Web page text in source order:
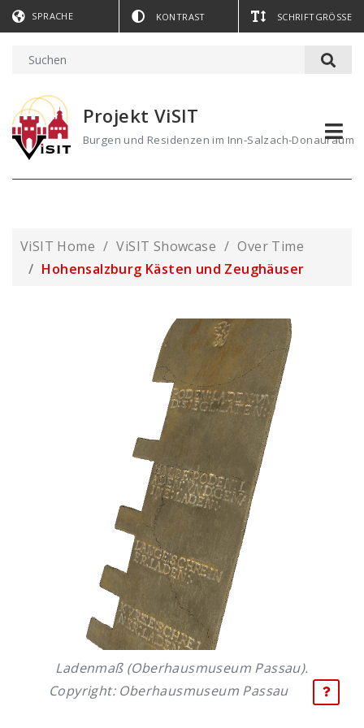
SPRACHE KONTRAST SCHRIFTGRÖSSE
Projekt ViSIT
Burgen und Residenzen im Inn-Salzach-Donauraum
ViSIT Home ViSIT Showcase
Over Time
Hohensalzburg Kästen und Zeughäuser
Ladenmaß (Oberhausmuseum Passau).
Copyright: Oberhausmuseum Passau